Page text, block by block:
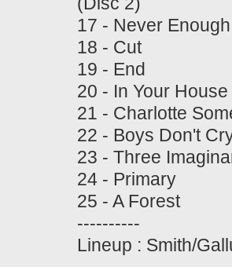
17 - Never Enough
18 - Cut
19 - End
20 - In Your House
21 - Charlotte
22 - Boys Don't
23 - Three
24 - Primary
25 - A Forest
----------
Lineup : Smith/